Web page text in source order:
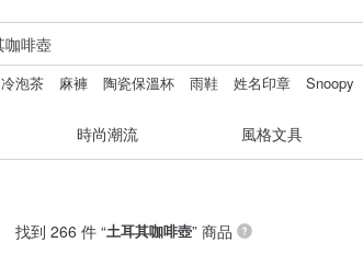
冷泡茶 麻褲 陶瓷保溫杯 雨鞋 姓名印章 Snoopy
時尚潮流 風格文具
找到 266 件 “土耳其咖啡壺” 商品